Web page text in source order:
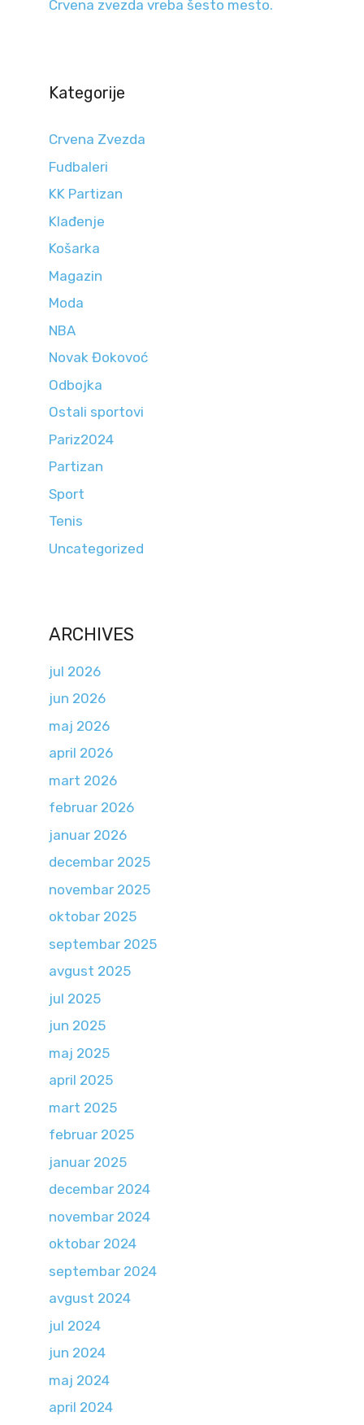
Crvena zvezda vreba šesto mesto.
Kategorije
Crvena Zvezda
Fudbaleri
KK Partizan
Klađenje
Košarka
Magazin
Moda
NBA
Novak Đokovoć
Odbojka
Ostali sportovi
Pariz2024
Partizan
Sport
Tenis
Uncategorized
ARCHIVES
jul 2026
jun 2026
maj 2026
april 2026
mart 2026
februar 2026
januar 2026
decembar 2025
novembar 2025
oktobar 2025
septembar 2025
avgust 2025
jul 2025
jun 2025
maj 2025
april 2025
mart 2025
februar 2025
januar 2025
decembar 2024
novembar 2024
oktobar 2024
septembar 2024
avgust 2024
jul 2024
jun 2024
maj 2024
april 2024